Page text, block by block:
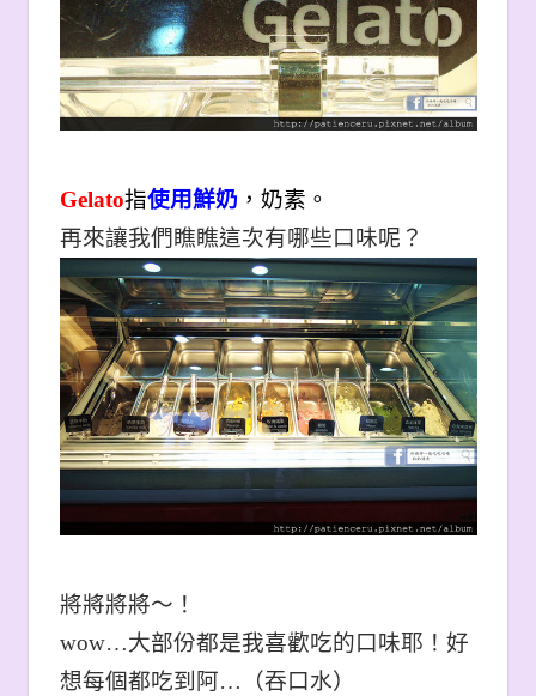
Gelato指使用鮮奶，奶素。
再來讓我們瞧瞧這次有哪些口味呢？
將將將將～！
wow…大部份都是我喜歡吃的口味耶！好
想每個都吃到阿…（吞口水）